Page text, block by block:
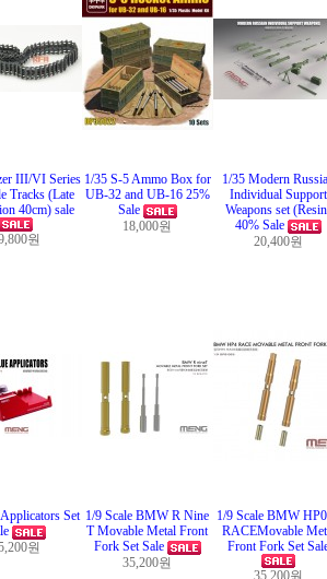
III/VI Series
Tracks (Late
40cm) sale
원
1/35 S-5 Ammo Box for
UB-32 and UB-16 25%
Sale
18,000원
1/35 Modern
Individual Support
Weapons set
40% Sale
20,400원
Set
원
1/9 Scale BMW R Nine
T Movable Metal Front
Fork Set Sale
35,200원
1/9 Scale BMW
RACEMovable
Front Fork Set
35,200원